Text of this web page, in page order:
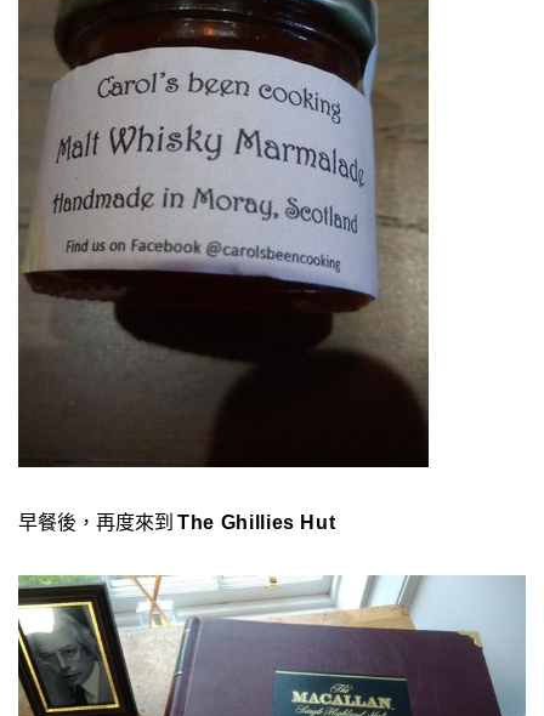
早餐後，再度來到 The Ghillies Hut